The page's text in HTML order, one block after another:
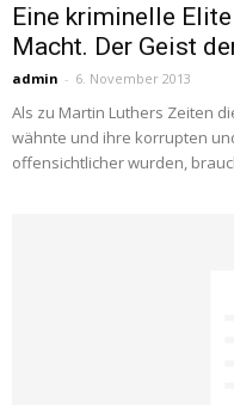
Eine kriminelle
Macht. Der Geist
admin - 6. November 2013
Als zu Martin Luthers Zeiten
wähnte und ihre korrupten
offensichtlicher wurden,